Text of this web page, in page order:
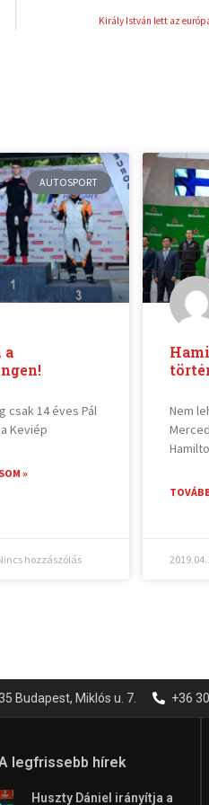
Király István lett az
AUTOSPORT
a
csak 14 éves Pál
Keviép
»
hozzászólás
Nem
Budapest, Miklós u. 7. +36
legfrissebb hírek
Huszty Dániel irányítja a